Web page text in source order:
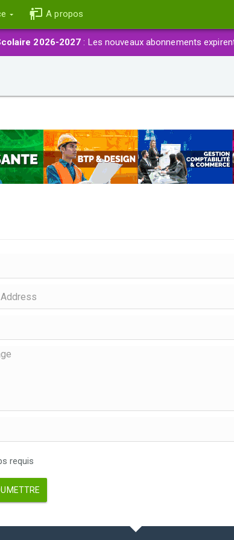
A propos
2026-2027 : Les nouveaux abonnements
requis